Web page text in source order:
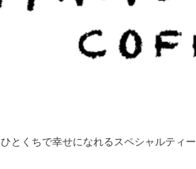
ひとくちで幸せになれるスペシャルティ